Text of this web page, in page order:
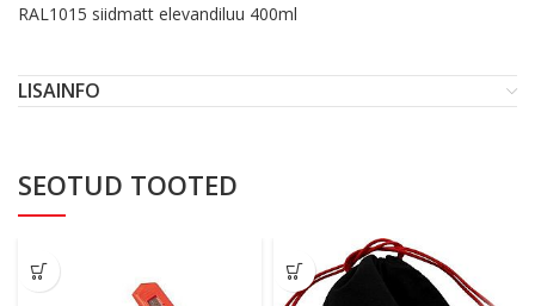
RAL1015 siidmatt elevandiluu 400ml
LISAINFO
SEOTUD TOOTED